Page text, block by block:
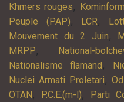
Khmers rouges, Kominform
Peuple (PAP), LCR,
Mouvement du 2 Juin,
MRPP, National-
Nationalisme flamand ,
Nuclei Armati Proletari,
OTAN , P.C.E.(m-l), Parti